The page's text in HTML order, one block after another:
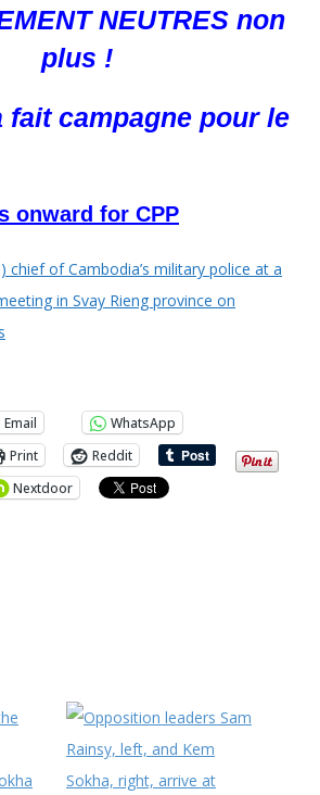
NEUTRES non
plus !
fait campagne pour le
onward for CPP
Email
WhatsApp
Print
Reddit
Nextdoor